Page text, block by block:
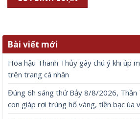
Bài viết mới
Hoa hậu Thanh Thủy gây chú ý khi úp
trên trang cá nhân
Đúng 6h sáng thứ Bảy 8/8/2026, Thần
con giáp rơi trúng hố vàng, tiền bạc ùa